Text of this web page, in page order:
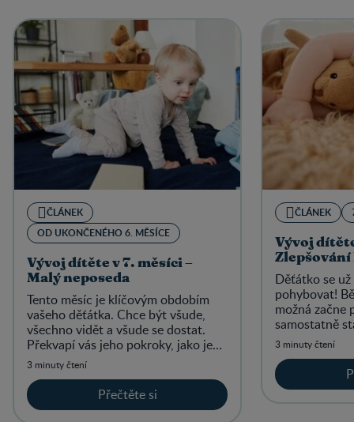
ČLÁNEK
OD UKONČENÉHO 6. MĚSÍCE
Vývoj dítěte v 7. měsíci –
Malý neposeda
Tento měsíc je klíčovým obdobím
vašeho děťátka. Chce být všude,
všechno vidět a všude se dostat.
Překvapí vás jeho pokroky, jako je
snaha sedět a možná dokonce i
vstávat.
3 minuty čtení
Přečtěte si
ČLÁNEK
Vývoj
Děťátko se
pohybovat!
možná začne
samostatně
do sedu z
3 minuty čtení